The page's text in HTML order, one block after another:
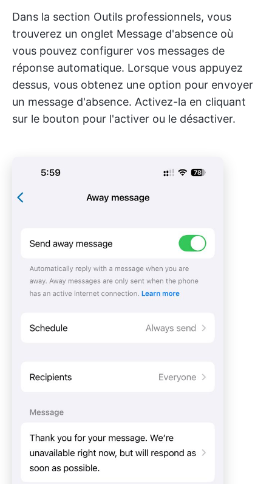
Dans la section Outils professionnels, vous
trouverez un onglet Message d'absence où
vous pouvez configurer vos messages de
réponse automatique. Lorsque vous appuyez
dessus, vous obtenez une option pour envoyer
un message d'absence. Activez-la en cliquant
sur le bouton pour l'activer ou le désactiver.